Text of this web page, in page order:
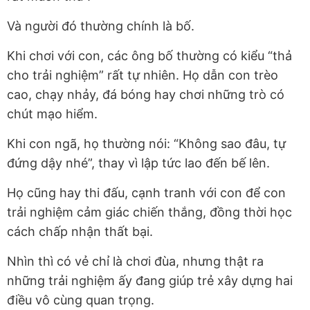
Và người đó thường chính là bố.
Khi chơi với con, các ông bố thường có kiểu “thả
cho trải nghiệm” rất tự nhiên. Họ dẫn con trèo
cao, chạy nhảy, đá bóng hay chơi những trò có
chút mạo hiểm.
Khi con ngã, họ thường nói: “Không sao đâu, tự
đứng dậy nhé”, thay vì lập tức lao đến bế lên.
Họ cũng hay thi đấu, cạnh tranh với con để con
trải nghiệm cảm giác chiến thắng, đồng thời học
cách chấp nhận thất bại.
Nhìn thì có vẻ chỉ là chơi đùa, nhưng thật ra
những trải nghiệm ấy đang giúp trẻ xây dựng hai
điều vô cùng quan trọng.